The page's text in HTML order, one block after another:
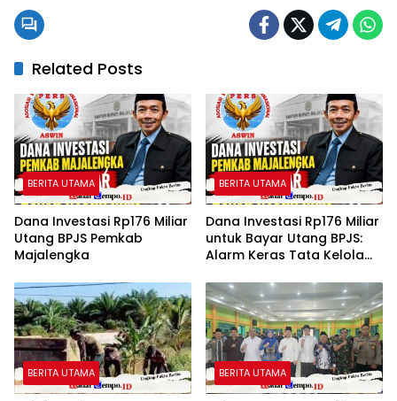
Related Posts
BERITA UTAMA
Dana Investasi Rp176 Miliar
Utang BPJS Pemkab
Majalengka
BERITA UTAMA
Dana Investasi Rp176 Miliar
untuk Bayar Utang BPJS:
Alarm Keras Tata Kelola
Majalengka Oleh: Aceng
Syamsul Hadie (ASH)
BERITA UTAMA BERITA UTAMA